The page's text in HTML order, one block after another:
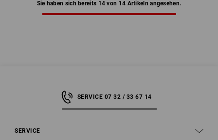
Sie haben sich bereits 14 von 14 Artikeln angesehen.
SERVICE 07 32 / 33 67 14
SERVICE